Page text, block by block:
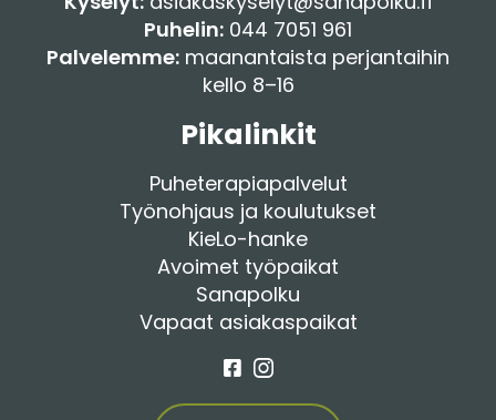
Puhelin: 044 7051 961
Palvelemme: maanantaista perjantaihin
kello 8–16
Pikalinkit
Puheterapiapalvelut
Työnohjaus ja koulutukset
KieLo-hanke
Avoimet työpaikat
Sanapolku
Vapaat asiakaspaikat
Facebook
Instagram